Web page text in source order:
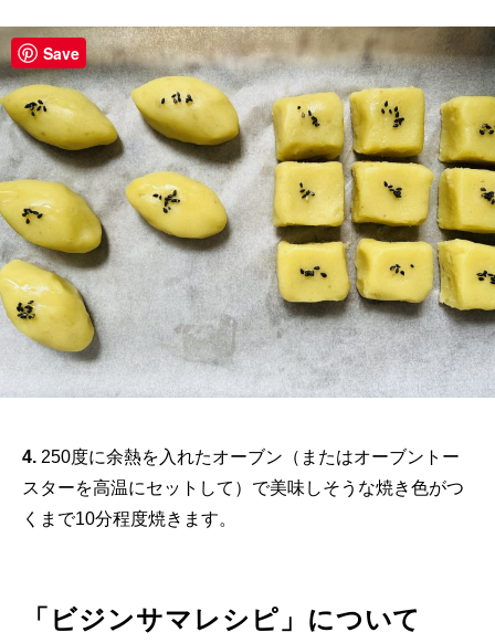
4. 250度に余熱を入れたオーブン（またはオーブントー
スターを高温にセットして）で美味しそうな焼き色がつ
くまで10分程度焼きます。
「ビジンサマレシピ」について
Save